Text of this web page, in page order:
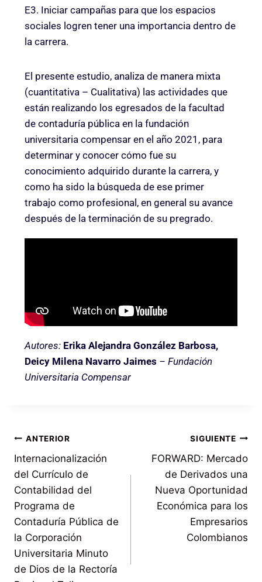
E3. Iniciar campañas para que los espacios
sociales logren tener una importancia dentro de
la carrera.
El presente estudio, analiza de manera mixta
(cuantitativa – Cualitativa) las actividades que
están realizando los egresados de la facultad
de contaduría pública en la fundación
universitaria compensar en el año 2021, para
determinar y conocer cómo fue su
conocimiento adquirido durante la carrera, y
como ha sido la búsqueda de ese primer
trabajo como profesional, en general su avance
después de la terminación de su pregrado.
Autores: Erika Alejandra González Barbosa,
Deicy Milena Navarro Jaimes – Fundación
Universitaria Compensar
ANTERIOR
Internacionalización
del Currículo de
Contabilidad del
Programa de
Contaduría Pública de
la Corporación
Universitaria Minuto
de Dios de la Rectoría
SIGUIENTE
FORWARD: Mercado
de Derivados una
Nueva Oportunidad
Económica para los
Empresarios
Colombianos